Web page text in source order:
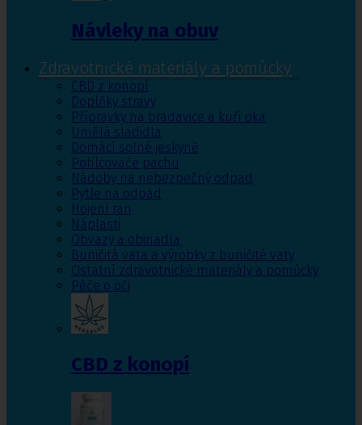
Návleky na obuv
Zdravotnické materiály a pomůcky
CBD z konopí
Doplňky stravy
Přípravky na bradavice a kuří oka
Umělá sladidla
Domácí solné jeskyně
Pohlcovače pachu
Nádoby na nebezpečný odpad
Pytle na odpad
Hojení ran
Náplasti
Obvazy a obinadla
Buničitá vata a výrobky z buničité vaty
Ostatní zdravotnické materiály a pomůcky
Péče o oči
CBD z konopí